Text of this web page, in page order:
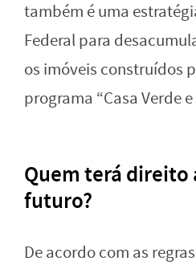
também é uma
Federal para
os imóveis construídos
programa “Casa Verde e
Quem terá direito
futuro?
De acordo com as